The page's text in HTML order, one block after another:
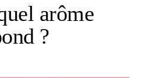
arôme
?